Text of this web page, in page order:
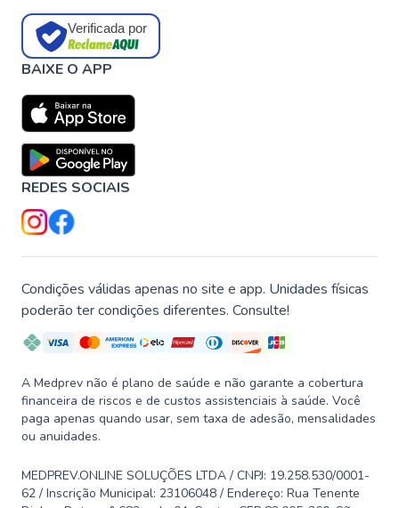
Verificada por
BAIXE O APP
REDES SOCIAIS
Condições válidas apenas no site e app. Unidades físicas
poderão ter condições diferentes. Consulte!
A Medprev não é plano de saúde e não garante a cobertura
financeira de riscos e de custos assistenciais à saúde. Você
paga apenas quando usar, sem taxa de adesão, mensalidades
ou anuidades.
MEDPREV.ONLINE SOLUÇÕES LTDA / CNPJ: 19.258.530/0001-
62 / Inscrição Municipal: 23106048 / Endereço: Rua Tenente